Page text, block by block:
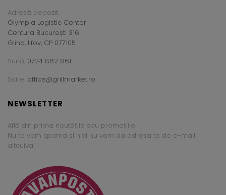
Adresă depozit:
Olympia Logistic Center
Centura București 316
Glina, Ilfov, CP 077105
Sună: 0724 862 861
Scrie: office@grillmarket.ro
NEWSLETTER
Află din prima noutățile sau promoțiile.
Nu te vom spama și nici nu vom da adresa ta de e-mail
altcuiva.